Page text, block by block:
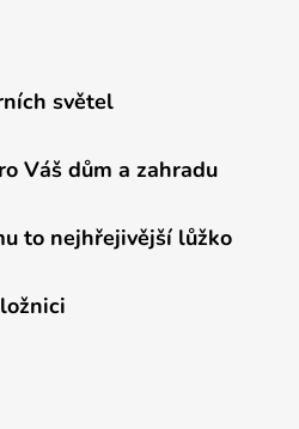
světel
Váš dům a zahradu
to nejhřejivější lůžko